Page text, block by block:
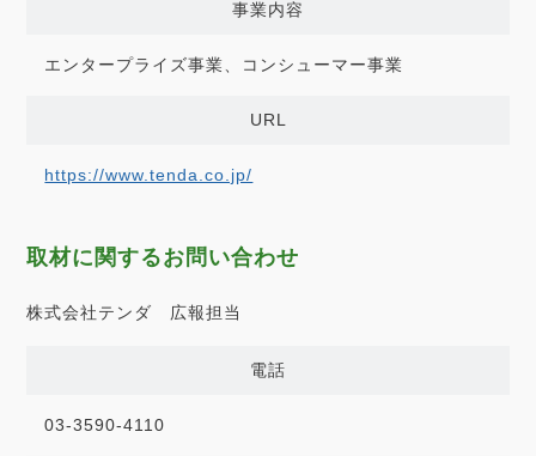
事業内容
エンタープライズ事業、コンシューマー事業
URL
https://www.tenda.co.jp/
取材に関するお問い合わせ
株式会社テンダ 広報担当
電話
03-3590-4110